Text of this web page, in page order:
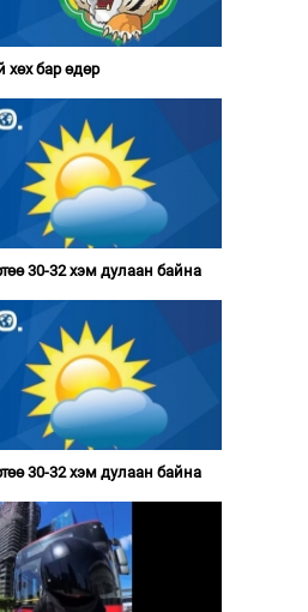
хөх бар өдөр
30-32 хэм дулаан байна
30-32 хэм дулаан байна